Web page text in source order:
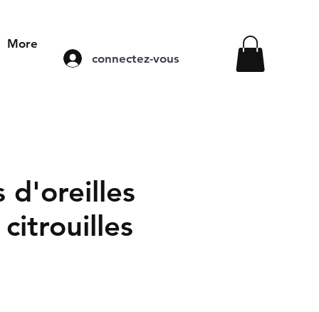
More
connectez-vous
d'oreilles